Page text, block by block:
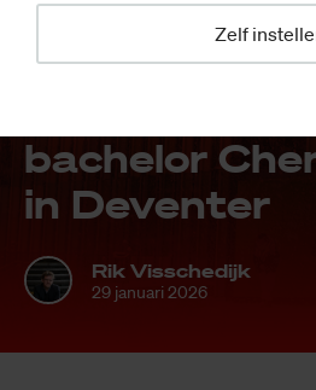
Zelf
Nieuws
LED
ba­che­lor
in De­ven­ter
Rik Visschedijk
29 januari 2026